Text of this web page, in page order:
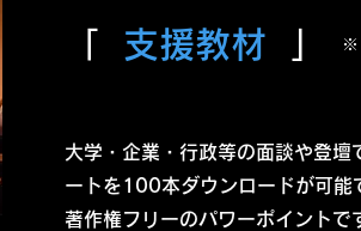
支援教材 ​※
大学・企業・行政等の面談や登壇
ートを100本ダウンロードが可
著作権フリーのパワーポイントで